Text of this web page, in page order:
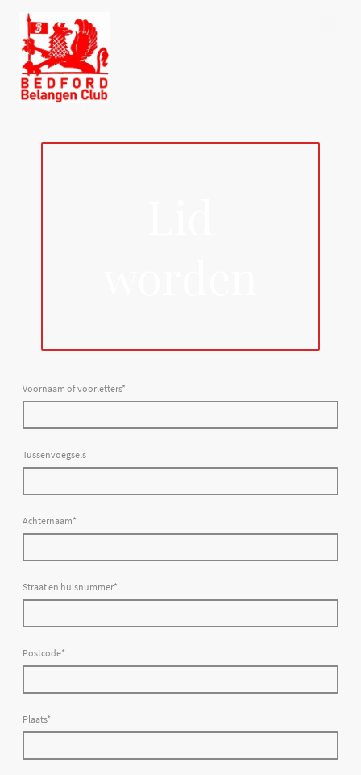
Voornaam of voorletters*
Tussenvoegsels
Achternaam*
Straat en huisnummer*
Postcode*
Plaats*